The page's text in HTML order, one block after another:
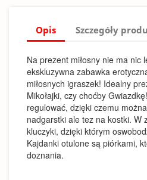
Opis Szczegóły
Na prezent miłosny nie ma nic
ekskluzywna zabawka
miłosnych igraszek! Idealny
Mikołajki, czy choćby
regulować, dzięki czemu
nadgarstki ale tez na kostki. W
kluczyki, dzięki którym
Kajdanki otulone są piórkami,
doznania.